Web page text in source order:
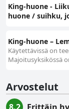
King-huone -
huone / suihku,
King-huone –
Käytettävissä on
Majoitusyksikössä
Arvostelut